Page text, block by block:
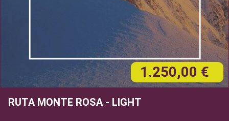
1.250,00 €
RUTA MONTE ROSA - LIGHT